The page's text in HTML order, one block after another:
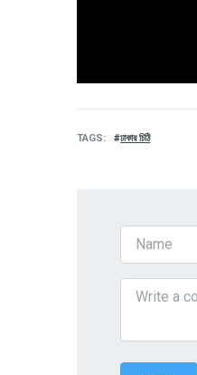
TAGS ঢাকার চিঠি